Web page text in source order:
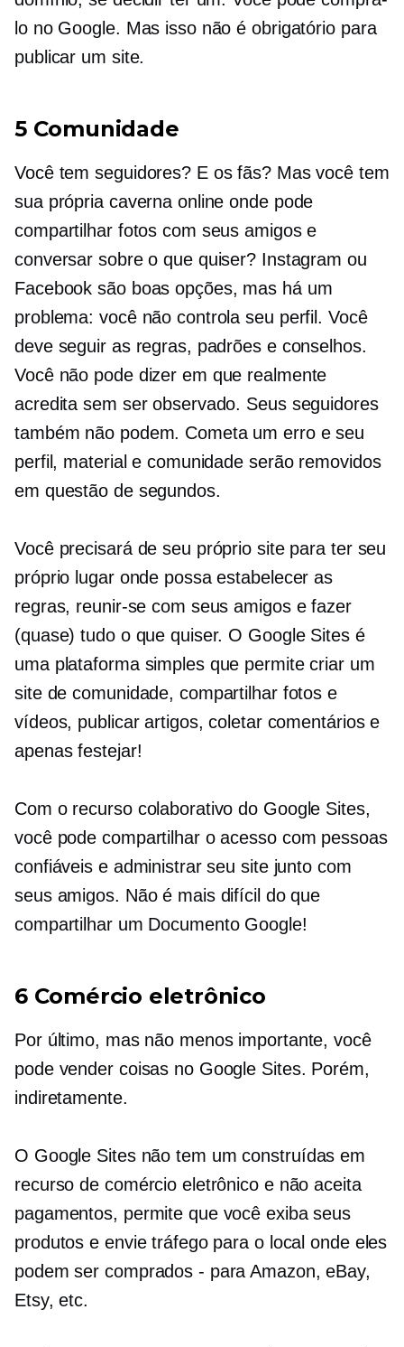
lo no Google. Mas isso não é obrigatório para
publicar um site.
5 Comunidade
Você tem seguidores? E os fãs? Mas você tem
sua própria caverna online onde pode
compartilhar fotos com seus amigos e
conversar sobre o que quiser? Instagram ou
Facebook são boas opções, mas há um
problema: você não controla seu perfil. Você
deve seguir as regras, padrões e conselhos.
Você não pode dizer em que realmente
acredita sem ser observado. Seus seguidores
também não podem. Cometa um erro e seu
perfil, material e comunidade serão removidos
em questão de segundos.
Você precisará de seu próprio site para ter seu
próprio lugar onde possa estabelecer as
regras, reunir-se com seus amigos e fazer
(quase) tudo o que quiser. O Google Sites é
uma plataforma simples que permite criar um
site de comunidade, compartilhar fotos e
vídeos, publicar artigos, coletar comentários e
apenas festejar!
Com o recurso colaborativo do Google Sites,
você pode compartilhar o acesso com pessoas
confiáveis ​​e administrar seu site junto com
seus amigos. Não é mais difícil do que
compartilhar um Documento Google!
6 Comércio eletrônico
Por último, mas não menos importante, você
pode vender coisas no Google Sites. Porém,
indiretamente.
O Google Sites não tem umconstruídas em
recurso de comércio eletrônico e não aceita
pagamentos, permite que você exiba seus
produtos e envie tráfego para o local onde eles
podem ser comprados - para Amazon, eBay,
Etsy, etc.